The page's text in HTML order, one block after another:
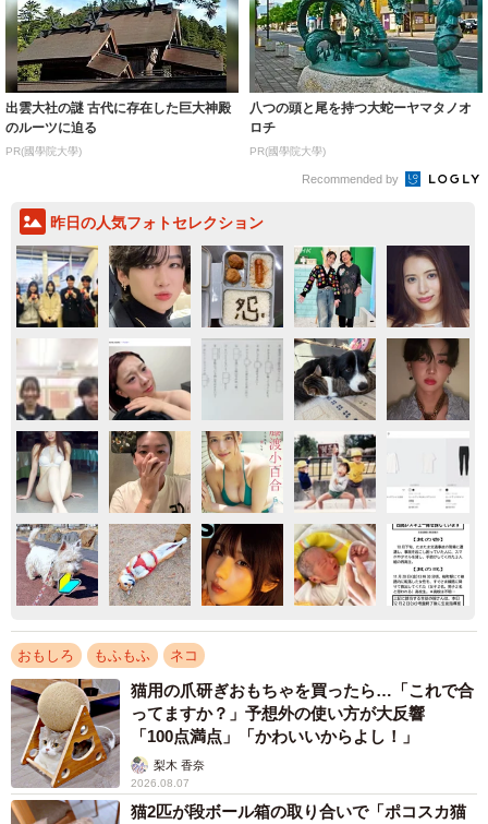
出雲大社の謎 古代に存在した巨大神殿
のルーツに迫る
PR(國學院大學)
八つの頭と尾を持つ大蛇ーヤマタノオ
ロチ
PR(國學院大學)
Recommended by
昨日の人気フォトセレクション
おもしろ もふもふ ネコ
猫用の爪研ぎおもちゃを買ったら…「これで合
ってますか？」予想外の使い方が大反響
「100点満点」「かわいいからよし！」
梨木 香奈
2026.08.07
猫2匹が段ボール箱の取り合いで「ポコスカ猫